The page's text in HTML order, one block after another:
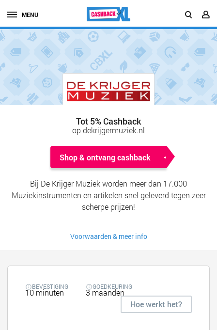
MENU
Tot 5% Cashback
op dekrijgermuziek.nl
Shop & ontvang cashback
Bij De Krijger Muziek worden meer dan 17.000
Muziekinstrumenten en artikelen snel geleverd tegen zeer
scherpe prijzen!
Voorwaarden & meer info
BEVESTIGING
10 minuten
GOEDKEURING
3 maanden
Hoe werkt het?